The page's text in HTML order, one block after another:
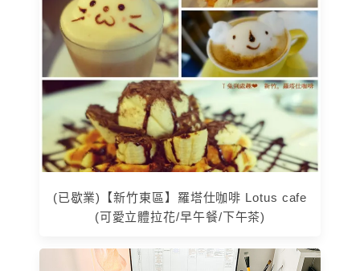
(已歇業)【新竹東區】羅塔仕咖啡 Lotus cafe
(可愛立體拉花/早午餐/下午茶)